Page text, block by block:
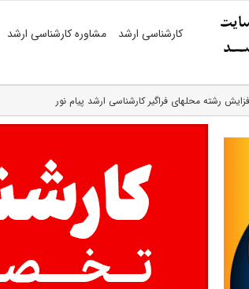
کارشناسی ارشد مشاوره کارشناسی ارشد
رشته محلهای فراگیر کارشناسی ارشد پیام نور